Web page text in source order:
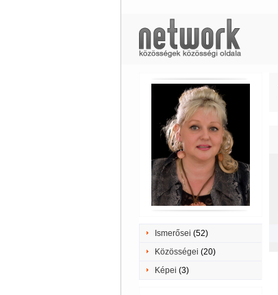
Ismerősei (52)
Közösségei (20)
Képei (3)